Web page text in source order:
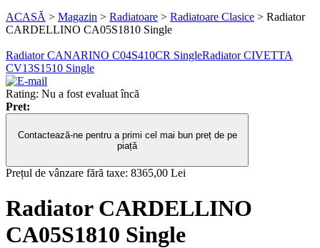
ACASĂ > Magazin > Radiatoare > Radiatoare Clasice > Radiator
CARDELLINO CA05S1810 Single
Radiator CANARINO C04S410CR SingleRadiator CIVETTA
CV13S1510 Single
Rating: Nu a fost evaluat încă
Pret:
Contactează-ne pentru a primi cel mai bun preț de pe
piață
Prețul de vânzare fără taxe: 8365,00 Lei
Radiator CARDELLINO
CA05S1810 Single